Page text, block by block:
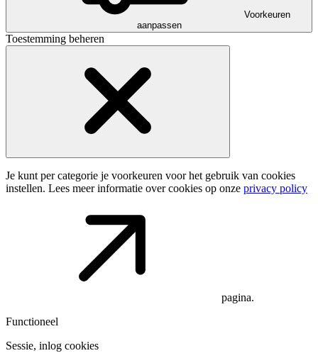
Voorkeuren
aanpassen
Toestemming beheren
Je kunt per categorie je voorkeuren voor het gebruik van cookies
instellen. Lees meer informatie over cookies op onze privacy policy
pagina.
Functioneel
Sessie, inlog cookies